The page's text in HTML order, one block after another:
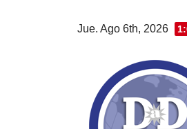
Jue. Ago 6th, 2026